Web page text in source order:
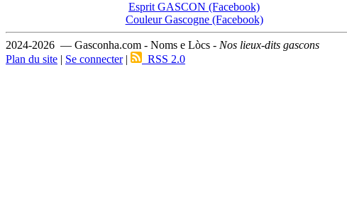
Esprit GASCON (Facebook)
Couleur Gascogne (Facebook)
2024-2026 — Gasconha.com - Noms e Lòcs - Nos lieux-dits gascons
Plan du site | Se connecter| RSS 2.0